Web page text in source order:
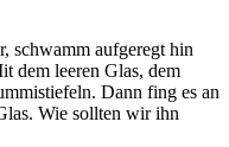
schwamm aufgeregt hin
dem leeren Glas, dem
Dann fing es an
Wie sollten wir ihn